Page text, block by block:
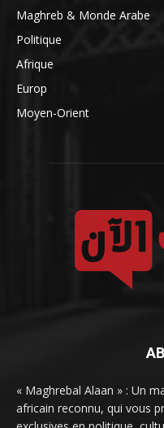
Maghreb & Monde Arabe
Politique
Afrique
Europ
Moyen-Orient
« Maghrebal Alaan » : Un
africain reconnu, qui vous